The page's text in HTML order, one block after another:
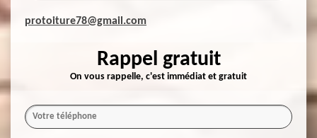
protoiture78@gmail.com
Rappel gratuit
On vous rappelle, c'est immédiat et gratuit